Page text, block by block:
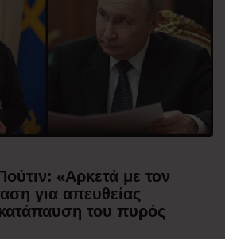
«Αρκετά με τον
για απευθείας
του πυρός